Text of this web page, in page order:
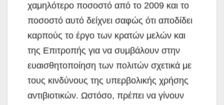
χαμηλότερο ποσοστό από το 2009 και το
ποσοστό αυτό δείχνει σαφώς ότι αποδίδει
καρπούς το έργο των κρατών μελών και
της Επιτροπής για να συμβάλουν στην
ευαισθητοποίηση των πολιτών σχετικά με
τους κινδύνους της υπερβολικής χρήσης
αντιβιοτικών. Ωστόσο, πρέπει να γίνουν